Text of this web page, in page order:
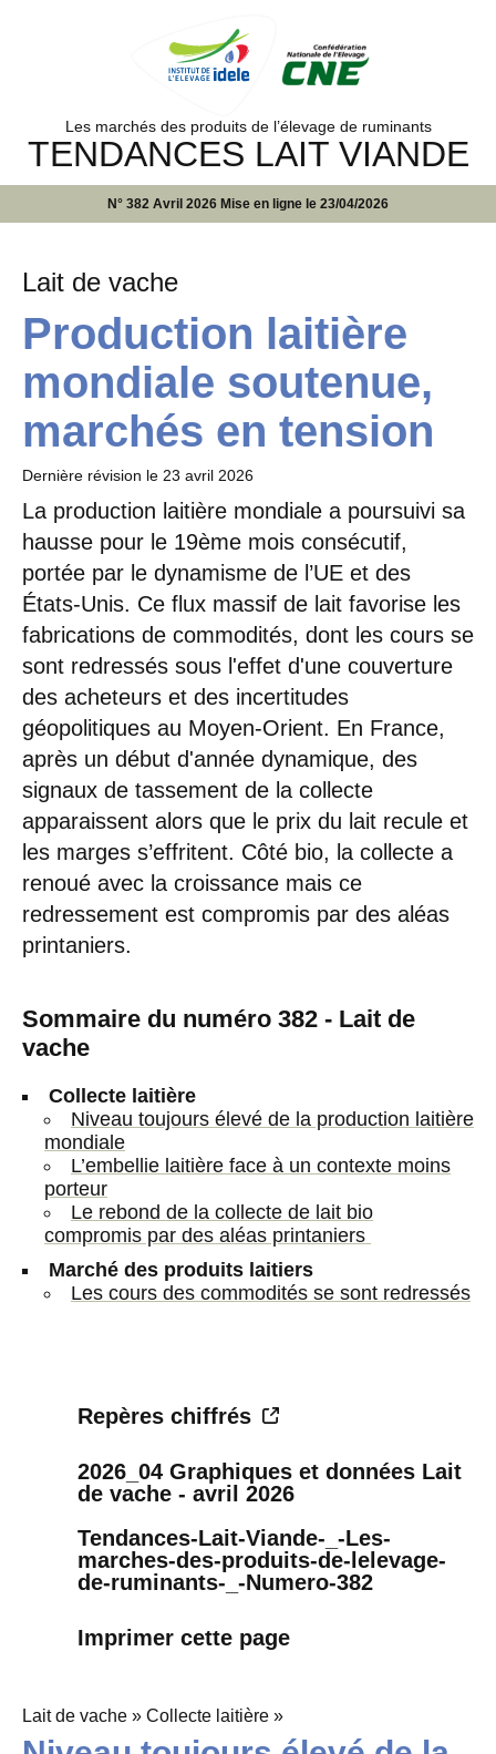
Les marchés des produits de l’élevage de ruminants
TENDANCES LAIT VIANDE
N° 382 Avril 2026 Mise en ligne le 23/04/2026
Lait de vache
Production laitière
mondiale soutenue,
marchés en tension
Dernière révision le 23 avril 2026
La production laitière mondiale a poursuivi sa
hausse pour le 19ème mois consécutif,
portée par le dynamisme de l’UE et des
États-Unis. Ce flux massif de lait favorise les
fabrications de commodités, dont les cours se
sont redressés sous l'effet d'une couverture
des acheteurs et des incertitudes
géopolitiques au Moyen-Orient. En France,
après un début d'année dynamique, des
signaux de tassement de la collecte
apparaissent alors que le prix du lait recule et
les marges s’effritent. Côté bio, la collecte a
renoué avec la croissance mais ce
redressement est compromis par des aléas
printaniers.
Sommaire du numéro 382 - Lait de
vache
Collecte laitière
Niveau toujours élevé de la production laitière
mondiale
L’embellie laitière face à un contexte moins
porteur
Le rebond de la collecte de lait bio
compromis par des aléas printaniers
Marché des produits laitiers
Les cours des commodités se sont redressés
Repères chiffrés
2026_04 Graphiques et données Lait
de vache - avril 2026
Tendances-Lait-Viande-_-Les-
marches-des-produits-de-lelevage-
de-ruminants-_-Numero-382
Imprimer cette page
Lait de vache » Collecte laitière »